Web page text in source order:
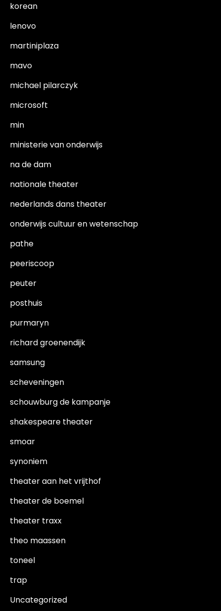
korean
lenovo
martiniplaza
mavo
michael pilarczyk
microsoft
min
ministerie van onderwijs
na de dam
nationale theater
nederlands dans theater
onderwijs cultuur en wetenschap
pathe
peeriscoop
peuter
posthuis
purmaryn
richard groenendijk
samsung
scheveningen
schouwburg de kampanje
shakespeare theater
smoar
synoniem
theater aan het vrijthof
theater de boemel
theater traxx
theo maassen
toneel
trap
Uncategorized